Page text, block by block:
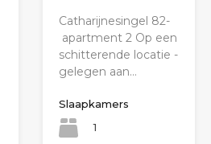
Catharijnesingel 82-
apartment 2 Op een
schitterende locatie -
gelegen aan…
Slaapkamers
1